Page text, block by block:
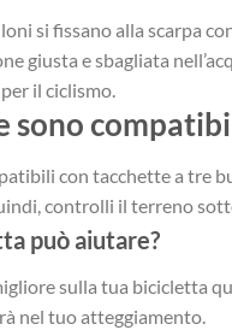
si fissano alla scarpa
giusta e sbagliata
il ciclismo.
sono
con tacchette a tre
controlli il terreno
può aiutare?
sulla tua bicicletta
nel tuo atteggiamento.